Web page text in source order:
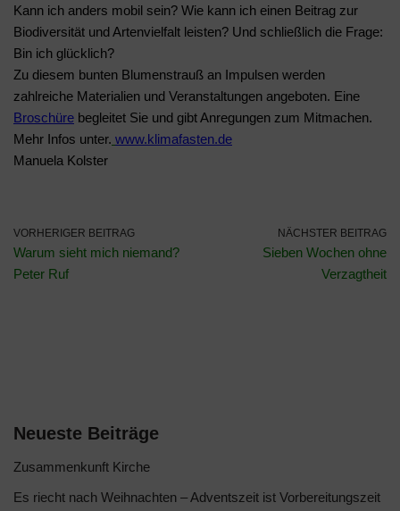
Kann ich anders mobil sein? Wie kann ich einen Beitrag zur
Biodiversität und Artenvielfalt leisten? Und schließlich die Frage:
Bin ich glücklich?
Zu diesem bunten Blumenstrauß an Impulsen werden
zahlreiche Materialien und Veranstaltungen angeboten. Eine
Broschüre begleitet Sie und gibt Anregungen zum Mitmachen.
Mehr Infos unter. www.klimafasten.de
Manuela Kolster
VORHERIGER BEITRAG
Warum sieht mich niemand?
Peter Ruf
NÄCHSTER BEITRAG
Sieben Wochen ohne
Verzagtheit
Neueste Beiträge
Zusammenkunft Kirche
Es riecht nach Weihnachten – Adventszeit ist Vorbereitungszeit